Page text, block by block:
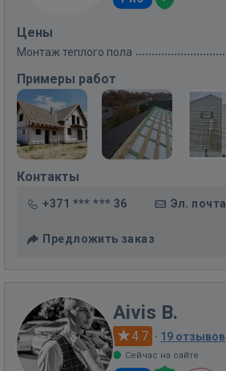
Цены
Монтаж теплого пола
Примеры работ
Контакты
+371 *** *** 36 Эл. почта
Предложить заказ
Aivis B.
4.7 · 19 отзывов
Сейчас на сайте